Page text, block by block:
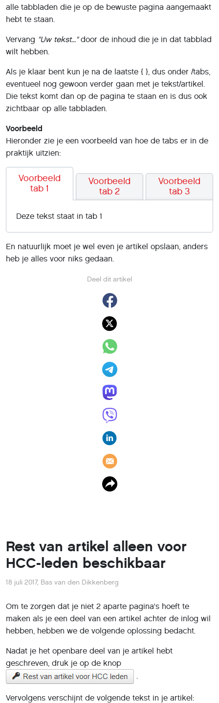
Deel dit artikel
alle tabbladen die je op de bewuste pagina aangemaakt
hebt te staan.
Vervang "Uw tekst..."door de inhoud die je in dat tabblad
wilt hebben.
Als je klaar bent kun je na de laatste { }, dus onder /tabs,
eventueel nog gewoon verder gaan met je tekst/artikel.
Die tekst komt dan op de pagina te staan en is dus ook
zichtbaar op alle tabbladen.
Voorbeeld
Hieronder zie je een voorbeeld van hoe de tabs er in de
praktijk uitzien:
Voorbeeld
tab 1
Voorbeeld
tab 2
Voorbeeld
tab 3
Deze tekst staat in tab 1
En natuurlijk moet je wel even je artikel opslaan, anders
heb je alles voor niks gedaan.
Rest van artikel alleen voor
HCC-leden beschikbaar
18 juli 2017, Bas van den Dikkenberg
Om te zorgen dat je niet 2 aparte pagina's hoeft te
maken als je een deel van een artikel achter de inlog wil
hebben, hebben we de volgende oplossing bedacht.
Nadat je het openbare deel van je artikel hebt
geschreven, druk je op de knop
.
Vervolgens verschijnt de volgende tekst in je artikel: